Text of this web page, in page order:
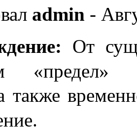
admin -
От
«предел»
также